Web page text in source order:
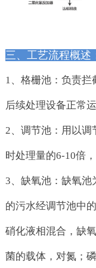
三、工艺流程概述
1、格栅池：负责
后续处理设备正常
2、调节池：用以调
时处理量的6-10倍
3、缺氧池：缺氧池
的污水经调节池中
硝化液相混合，缺
菌的载体，对氮；